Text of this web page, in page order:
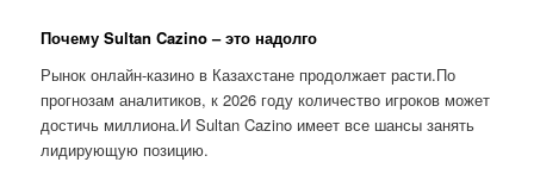
Почему Sultan Cazino – это надолго
Рынок онлайн-казино в Казахстане продолжает расти.По
прогнозам аналитиков, к 2026 году количество игроков может
достичь миллиона.И Sultan Cazino имеет все шансы занять
лидирующую позицию.